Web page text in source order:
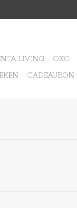
LIVING OXO
CADEAUBON